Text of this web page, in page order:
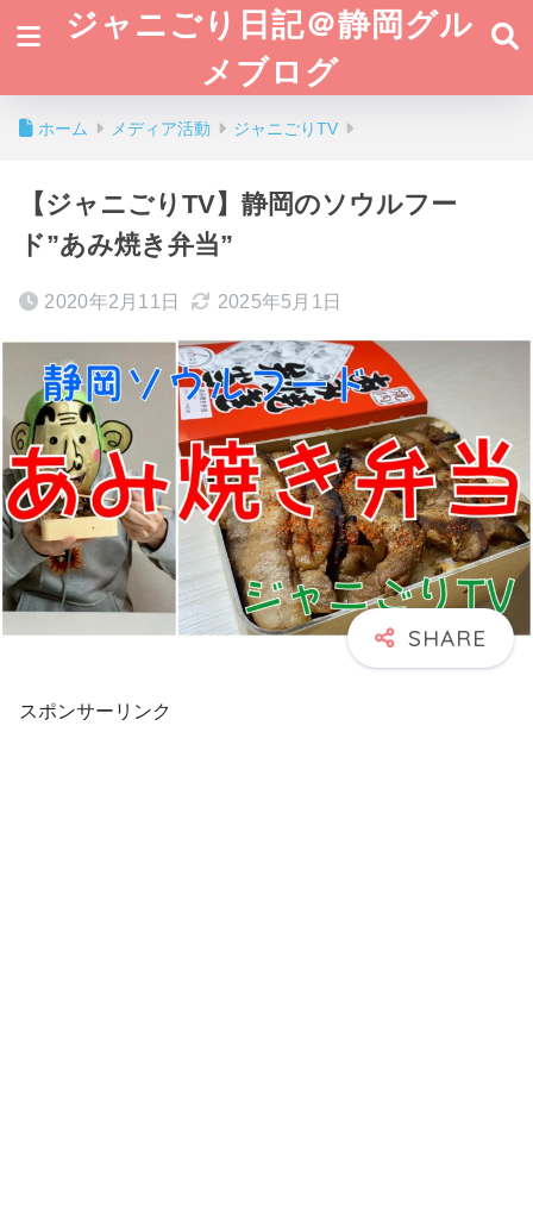
ジャニごり日記＠静岡グル
メブログ
ホーム メディア活動 ジャニごりTV
【ジャニごりTV】静岡のソウルフー
ド”あみ焼き弁当”
2020年2月11日 2025年5月1日
スポンサーリンク